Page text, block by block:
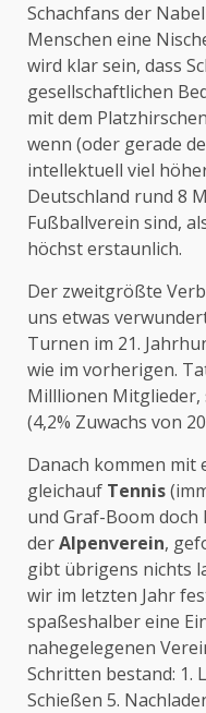
Schachfans der
Menschen eine
wird klar sein, dass
gesellschaftlichen
mit dem Platzhirschen
wenn (oder gerade
intellektuell viel
Deutschland rund 8
Fußballverein sind,
höchst erstaunlich.
Der zweitgrößte
uns etwas
Turnen im 21.
wie im vorherigen.
Milllionen
(4,2% Zuwachs von
Danach kommen mit
gleichauf Tennis
und Graf-Boom
derAlpenverein,
gibt übrigens nichts
wir im letzten Jahr
spaßeshalber eine
nahegelegenen
Schritten bestand: 1.
Schießen 5.